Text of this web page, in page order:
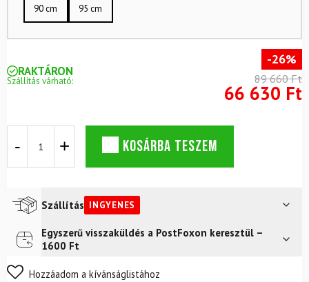
90 cm 95 cm
RAKTÁRON
Szállítás várható:
-26%
89 660 Ft
66 630 Ft
terepkészlet
Salomon
cipő
mennyiség
KOSÁRBA TESZEM
Szállítás INGYENES
Futár a címreIngyenes
Egyszerű visszaküldés a PostFoxon keresztül –
1600 Ft
Nem biztos a választásában? Semmi gond – a terméket
Hozzáadom a kívánságlistához